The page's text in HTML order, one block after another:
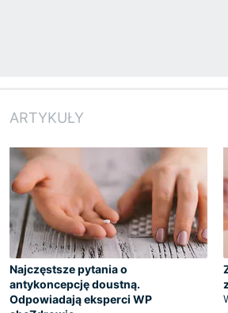
ARTYKUŁY
Najczęstsze pytania o
antykoncepcję doustną.
Odpowiadają eksperci WP